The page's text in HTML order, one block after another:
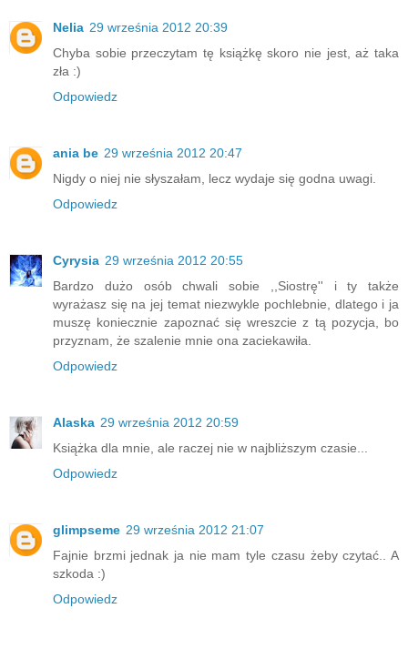
Nelia 29 września 2012 20:39
Chyba sobie przeczytam tę książkę skoro nie jest, aż taka
zła :)
Odpowiedz
ania be 29 września 2012 20:47
Nigdy o niej nie słyszałam, lecz wydaje się godna uwagi.
Odpowiedz
Cyrysia 29 września 2012 20:55
Bardzo dużo osób chwali sobie ,,Siostrę'' i ty także
wyrażasz się na jej temat niezwykle pochlebnie, dlatego i ja
muszę koniecznie zapoznać się wreszcie z tą pozycja, bo
przyznam, że szalenie mnie ona zaciekawiła.
Odpowiedz
Alaska 29 września 2012 20:59
Książka dla mnie, ale raczej nie w najbliższym czasie...
Odpowiedz
glimpseme 29 września 2012 21:07
Fajnie brzmi jednak ja nie mam tyle czasu żeby czytać.. A
szkoda :)
Odpowiedz